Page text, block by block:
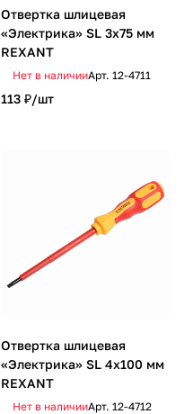
Отвертка шлицевая
«Электрика» SL 3х75 мм
REXANT
Нет в наличииАрт. 12-4711
113 ₽/шт
Отвертка шлицевая
«Электрика» SL 4х100 мм
REXANT
Нет в наличииАрт. 12-4712